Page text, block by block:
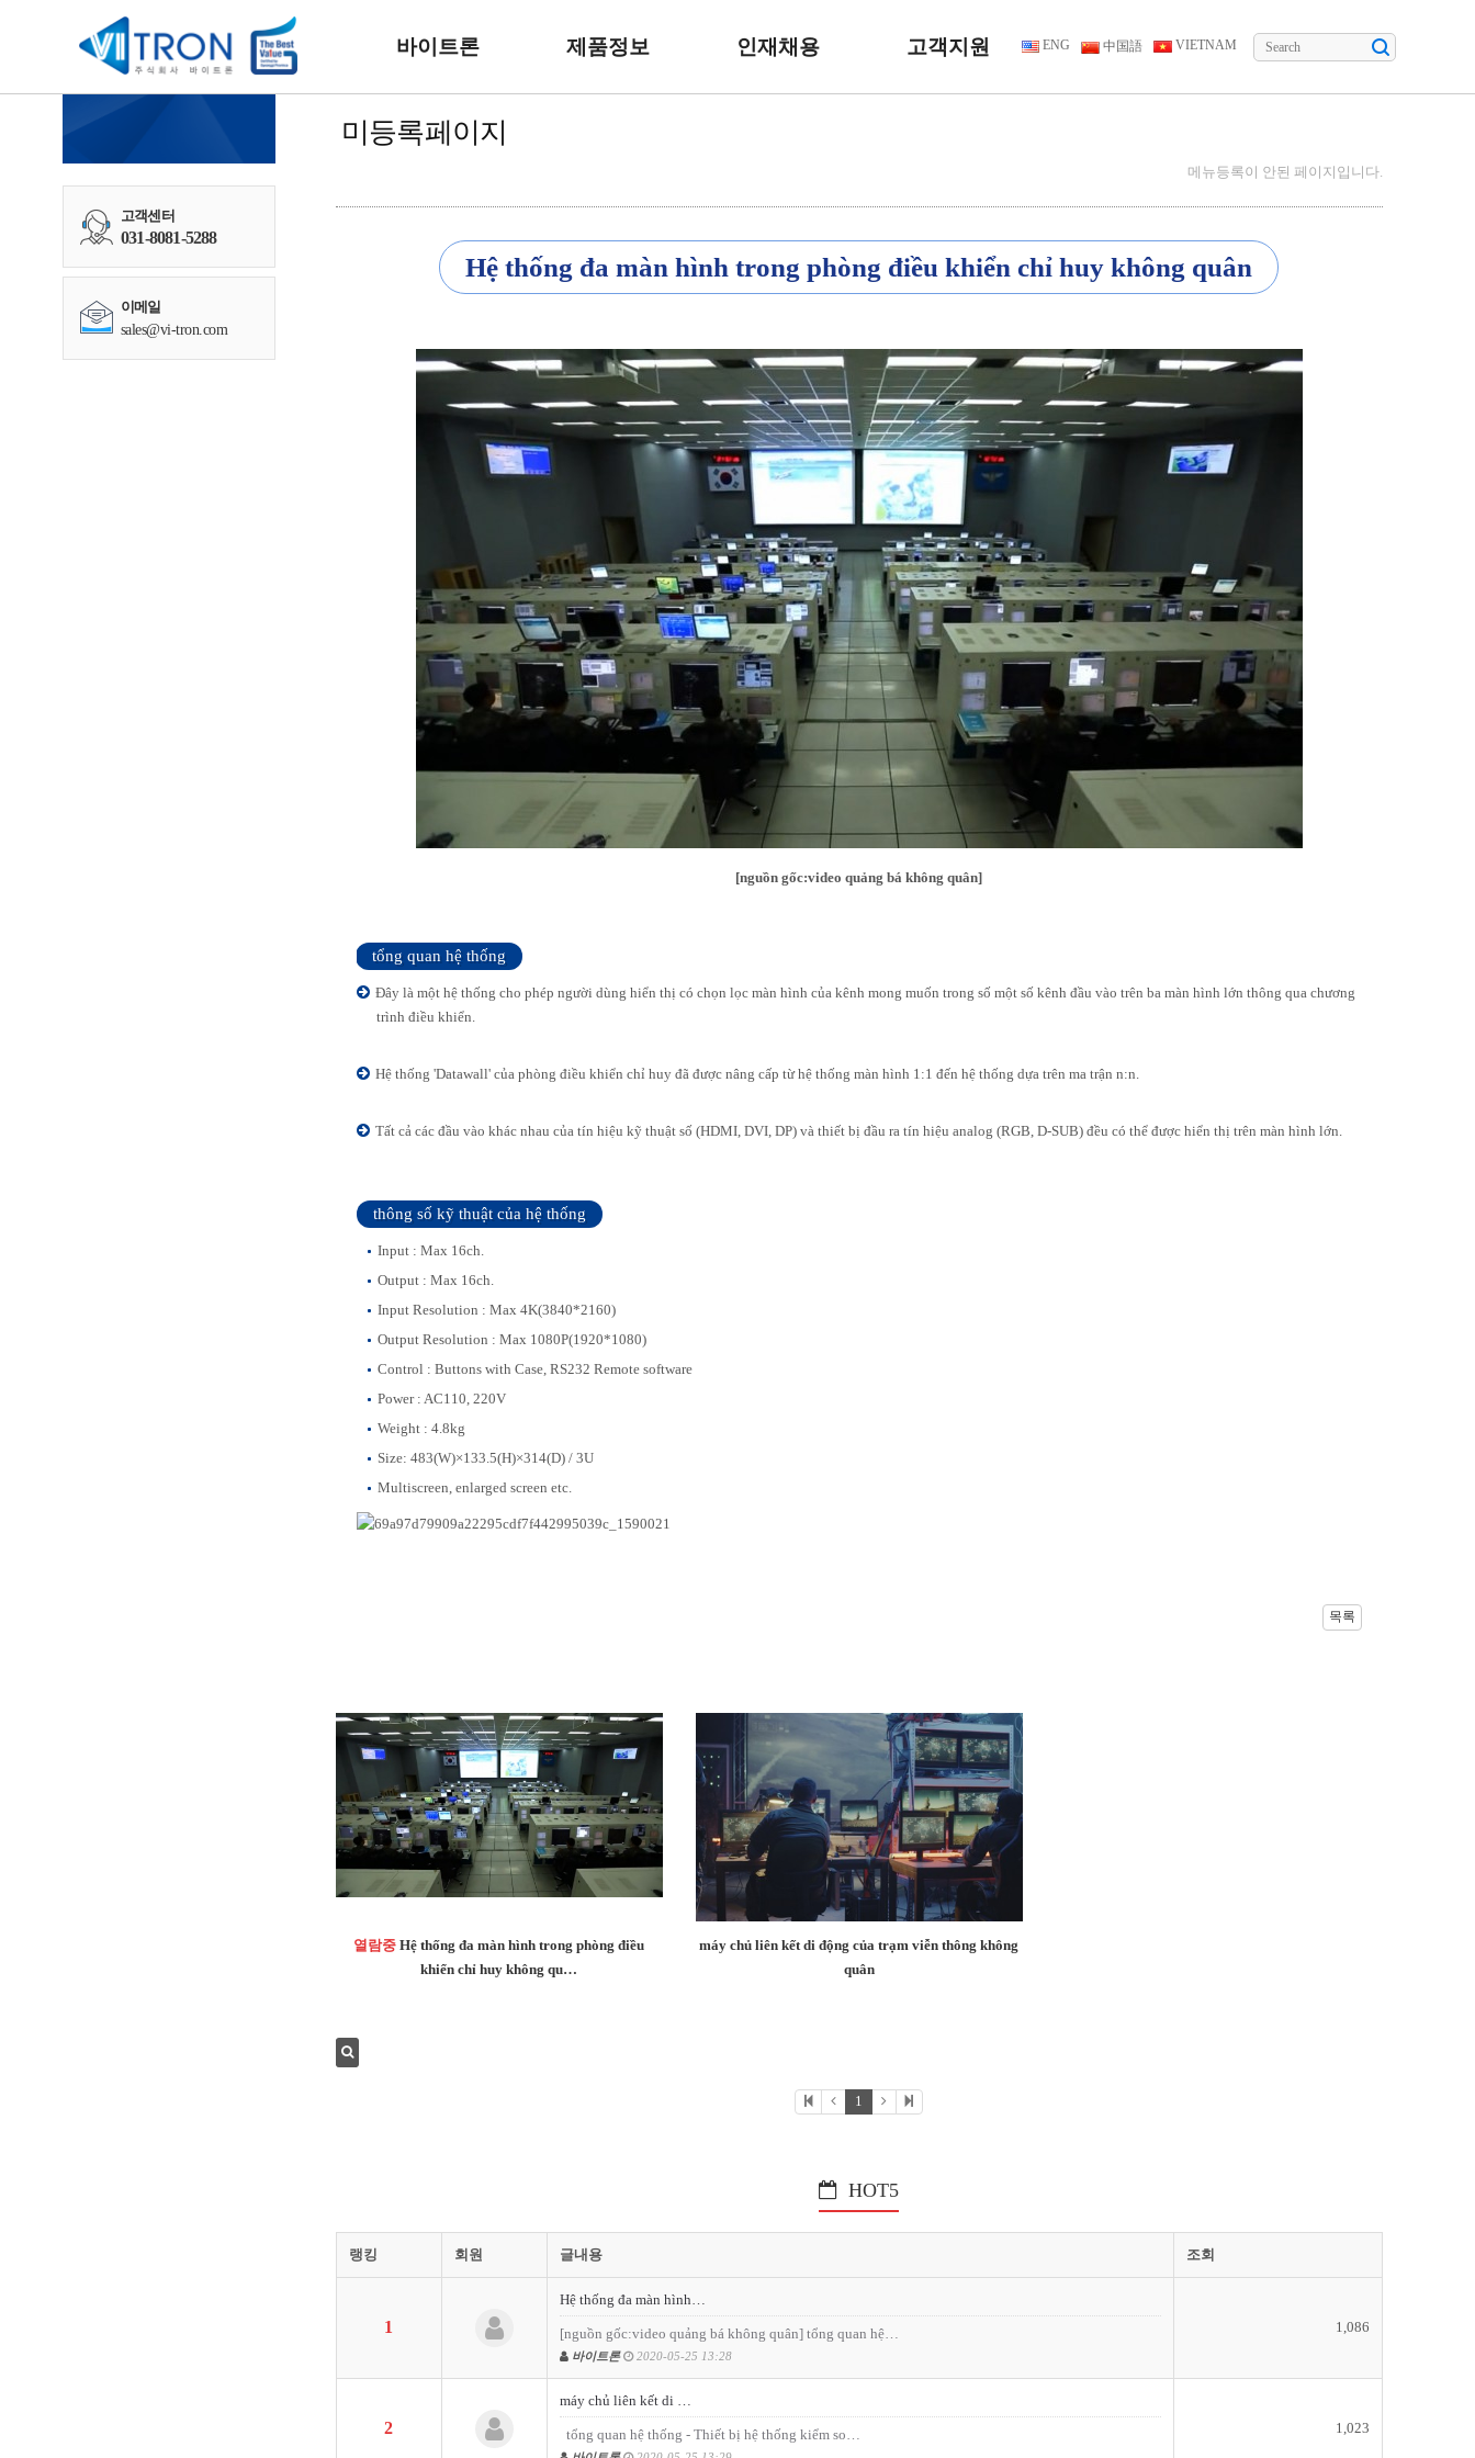
ENG 中国語 VIETNAM
바이트론 제품정보 인재채용 고객지원
BEST PARTNER, GREAT COMPANY!
고객센터
031-8081-5288
이메일
sales@vi-tron.com
미등록페이지
메뉴등록이 안된 페이지입니다.
Hệ thống đa màn hình trong phòng điều khiển chỉ huy không quân
[nguồn gốc:video quảng bá không quân]
tổng quan hệ thống
Đây là một hệ thống cho phép người dùng hiển thị có chọn lọc màn hình của kênh mong muốn trong số một số kênh đầu vào trên ba màn hình lớn thông qua chương
trình điều khiển.
Hệ thống 'Datawall' của phòng điều khiển chỉ huy đã được nâng cấp từ hệ thống màn hình 1:1 đến hệ thống dựa trên ma trận n:n.
Tất cả các đầu vào khác nhau của tín hiệu kỹ thuật số (HDMI, DVI, DP) và thiết bị đầu ra tín hiệu analog (RGB, D-SUB) đều có thể được hiển thị trên màn hình lớn.
thông số kỹ thuật của hệ thống
Input : Max 16ch.
Output : Max 16ch.
Input Resolution : Max 4K(3840*2160)
Output Resolution : Max 1080P(1920*1080)
Control : Buttons with Case, RS232 Remote software
Power : AC110, 220V
Weight : 4.8kg
Size: 483(W)×133.5(H)×314(D) / 3U
Multiscreen, enlarged screen etc.
목록
열람중 Hệ thống đa màn hình trong phòng điều
khiển chỉ huy không qu…
máy chủ liên kết di động của trạm viễn thông không
quân
1
HOT5
랭킹 회원 글내용 조회
1
Hệ thống đa màn hình…
[nguồn gốc:video quảng bá không quân] tổng quan hệ…
바이트론 2020-05-25 13:28
1,086
2
máy chủ liên kết di …
tổng quan hệ thống - Thiết bị hệ thống kiểm so… 1,023